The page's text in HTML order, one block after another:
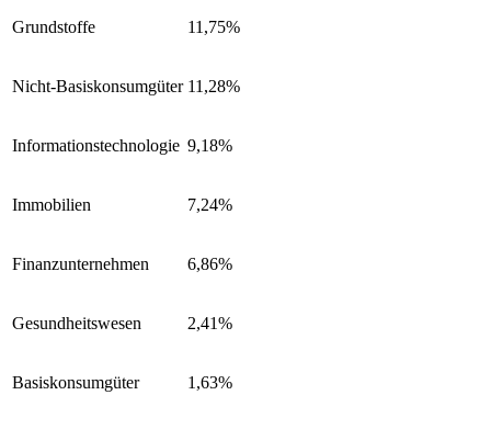
Grundstoffe 11,75%
Nicht-Basiskonsumgüter 11,28%
Informationstechnologie 9,18%
Immobilien 7,24%
Finanzunternehmen 6,86%
Gesundheitswesen 2,41%
Basiskonsumgüter 1,63%